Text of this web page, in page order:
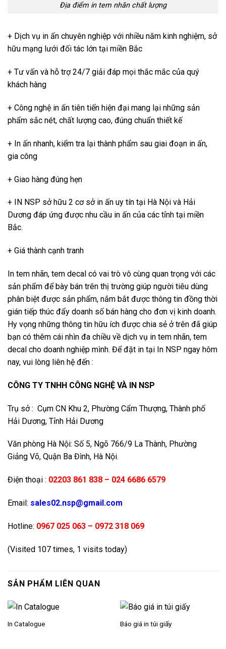
Địa điểm in tem nhãn chất lượng
+ Dịch vụ in ấn chuyên nghiệp với nhiều năm kinh nghiệm, sở
hữu mạng lưới đối tác lớn tại miền Bắc
+ Tư vấn và hỗ trợ 24/7 giải đáp mọi thắc mắc của quý
khách hàng
+ Công nghệ in ấn tiên tiến hiện đại mang lại những sản
phẩm sắc nét, chất lượng cao, đúng chuẩn thiết kế
+ In ấn nhanh, kiểm tra lại thành phẩm sau giai đoạn in ấn,
gia công
+ Giao hàng đúng hẹn
+ IN NSP sở hữu 2 cơ sở in ấn uy tín tại Hà Nội và Hải
Dương đáp ứng được nhu cầu in ấn của các tỉnh tại miền
Bắc.
+ Giá thành cạnh tranh
In tem nhãn, tem decal có vai trò vô cùng quan trọng với các
sản phẩm để bày bán trên thị trường giúp người tiêu dùng
phân biệt được sản phẩm, nắm bắt được thông tin đồng thời
gián tiếp thúc đẩy doanh số bán hàng cho đơn vị kinh doanh.
Hy vọng những thông tin hữu ích được chia sẻ ở trên đã giúp
bạn có thêm cái nhìn đa chiều về dịch vụ in tem nhãn, tem
decal cho doanh nghiệp mình. Để đặt in tại In NSP ngay hôm
nay, vui lòng liên hệ đến :
CÔNG TY TNHH CÔNG NGHỆ VÀ IN NSP
Trụ sở : Cụm CN Khu 2, Phường Cẩm Thượng, Thành phố
Hải Dương, Tỉnh Hải Dương
Văn phòng Hà Nội: Số 5, Ngõ 766/9 La Thành, Phường
Giảng Võ, Quận Ba Đình, Hà Nội.
Điện thoại : 02203 861 838 – 024 6686 6579
Email: sales02.nsp@gmail.com
Hotline: 0967 025 063 – 0972 318 069
(Visited 107 times, 1 visits today)
SẢN PHẨM LIÊN QUAN
In Catalogue Báo giá in túi giấy